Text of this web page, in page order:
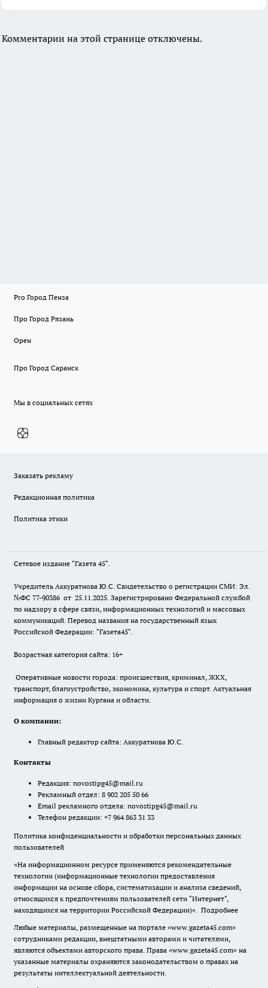
Комментарии на этой странице отключены.
Pro Город Пенза
Про Город Рязань
Орен
Про Город Саранск
Мы в социальных сетях
Заказать рекламу
Редакционная политика
Политика этики
Сетевое издание "Газета 45".
Учредитель Аккуратнова Ю.С. Свидетельство о регистрации СМИ: Эл.
№ФС 77-90386 от 25.11.2025. Зарегистрировано Федеральной службой
по надзору в сфере связи, информационных технологий и массовых
коммуникаций. Перевод названия на государственный язык
Российской Федерации: "Газета45".
Возрастная категория сайта: 16+
Оперативные новости города: происшествия, криминал, ЖКХ,
транспорт, благоустройство, экономика, культура и спорт. Актуальная
информация о жизни Кургана и области.
О компании:
Главный редактор сайта: Аккуратнова Ю.С.
Контакты
Редакция: novostipg45@mail.ru
Рекламный отдел: 8 902 205 50 66
Email рекламного отдела: novostipg45@mail.ru
Телефон редакции: +7 964 863 31 33
Политика конфиденциальности и обработки персональных данных
пользователей
«На информационном ресурсе применяются рекомендательные
технологии (информационные технологии предоставления
информации на основе сбора, систематизации и анализа сведений,
относящихся к предпочтениям пользователей сети "Интернет",
находящихся на территории Российской Федерации)». Подробнее
Любые материалы, размещенные на портале «www.gazeta45.com»
сотрудниками редакции, внештатными авторами и читателями,
являются объектами авторского права. Права «www.gazeta45.com» на
указанные материалы охраняются законодательством о правах на
результаты интеллектуальной деятельности.